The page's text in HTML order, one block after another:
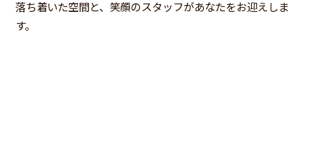
落ち着いた空間と、笑顔のスタッフがあなたをお迎えしま
す。